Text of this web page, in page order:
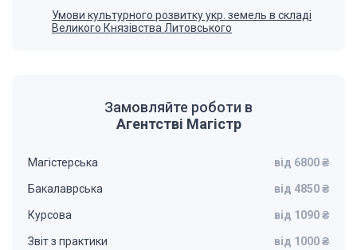
Умови культурного розвитку укр. земель в складі
Великого Князівства Литовського
Замовляйте роботи в
Агентстві Магістр
Магістерська від 6800 ₴
Бакалаврська від 4850 ₴
Курсова від 1090 ₴
Звіт з практики від 1000 ₴